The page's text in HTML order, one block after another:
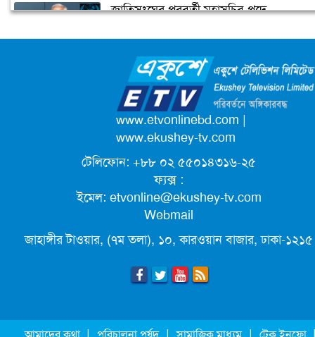
স্মার্টফোন কিনতে ইউজিসির ঋণ পাচ্ছে
জাতিসংঘের পরবর্তী মহাসচিব পদে
ক্যাম্পাস অ্যাম্বাসেডর নিয়োগ দিচ্ছে একুশে
টেলিভিশন
পদোন্নতি পেয়ে সচিব হলেন ২ কর্মকর্তা
লিগ্যাল এইডের মাধ্যমে সন্তান ফিরে পেল
সেই কিশোরী মা জুঁই
জেট ফুয়েলের দাম কমলো লিটারে ১৯ টাকা
মূল্যস্ফীতি কমে জুনে ৯ দশমিক ১৬ শতাংশ
ছুটিতে গিয়ে না ফিরলে ৩ বছরের নিষেধাজ্ঞা,
www.etvonlinebd.com |
www.ekushey-tv.com
টেলিফোন: +৮৮ ০২ ৫৫০১৪৩১৬-২৫
ফ্যক্স :
ইমেল: etvonline@ekushey-tv.com
Webmail
জাহাঙ্গীর টাওয়ার, (৭ম তলা), ১০, কারওয়ান বাজার, ঢাকা-১২১৫